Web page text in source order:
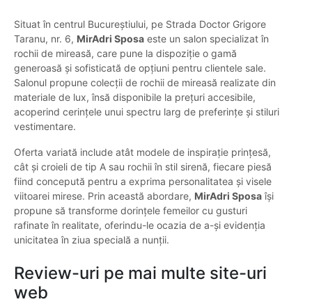
Situat în centrul Bucureștiului, pe Strada Doctor Grigore
Taranu, nr. 6, MirAdri Sposa este un salon specializat în
rochii de mireasă, care pune la dispoziție o gamă
generoasă și sofisticată de opțiuni pentru clientele sale.
Salonul propune colecții de rochii de mireasă realizate din
materiale de lux, însă disponibile la prețuri accesibile,
acoperind cerințele unui spectru larg de preferințe și stiluri
vestimentare.
Oferta variată include atât modele de inspirație prințesă,
cât și croieli de tip A sau rochii în stil sirenă, fiecare piesă
fiind concepută pentru a exprima personalitatea și visele
viitoarei mirese. Prin această abordare, MirAdri Sposaîși
propune să transforme dorințele femeilor cu gusturi
rafinate în realitate, oferindu-le ocazia de a-și evidenția
unicitatea în ziua specială a nunții.
Review-uri pe mai multe site-uri
web